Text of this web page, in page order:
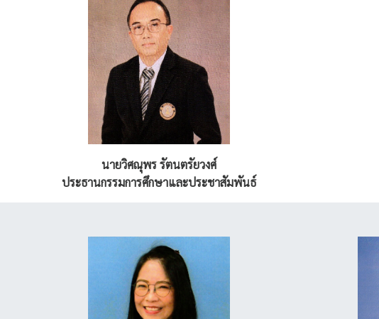
นายวิศณุพร รัตนตรัยวงศ์
ประธานกรรมการศึกษาและประชาสัมพันธ์